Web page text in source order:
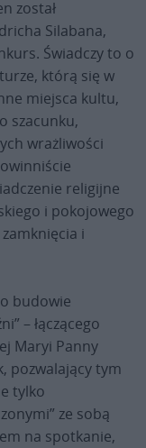
został
Silabana,
Świadczy to o
którą się w
miejsca kultu,
szacunku,
wrażliwości
religijne
i pokojowego
i
budowie
– łączącego
Maryi Panny
pozwalający tym
tylko
ze sobą
na spotkanie,